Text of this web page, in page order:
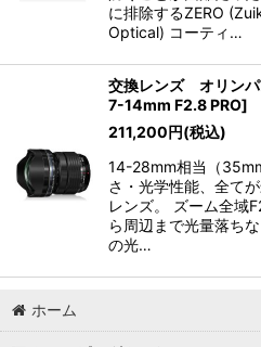
に排除するZERO
Optical) コーティ…
交換レンズ オリンパ
7-14mm F2.8 PRO]
211,200円(税込)
14-28mm相当（
さ・光学性能、全て
レンズ。 ズーム全域
ら周辺まで光量落ち
の光…
ホーム